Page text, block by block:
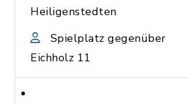
Heiligenstedten
Spielplatz gegenüber
Eichholz 11